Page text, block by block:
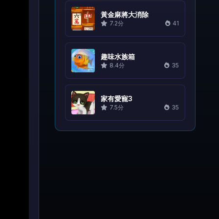
黃金麻將大消除
7.2分 41
趣味水族箱
8.4分 35
家有愛寵3
7.5分 35